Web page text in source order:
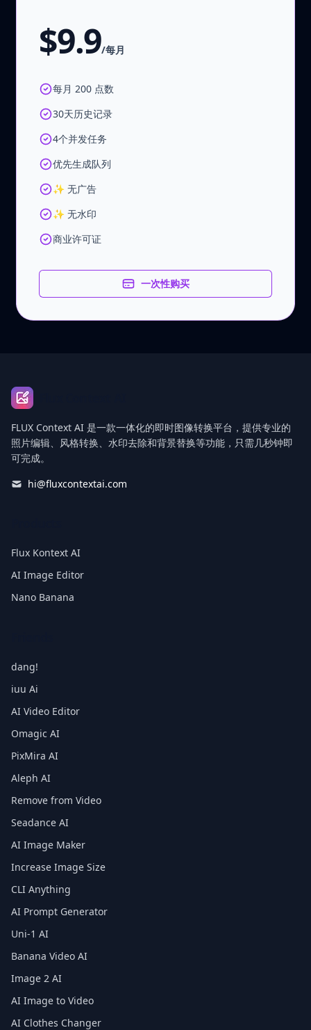
$9.9/每月
每月 200 点数
30天历史记录
4个并发任务
优先生成队列
✨ 无广告
✨ 无水印
商业许可证
一次性购买
FLUX Context AI 是一款一体化的即时图像转换平台，提供专业的
照片编辑、风格转换、水印去除和背景替换等功能，只需几秒钟即
可完成。
hi@fluxcontextai.com
Flux Kontext AI
AI Image Editor
Nano Banana
dang!
iuu Ai
AI Video Editor
Omagic AI
PixMira AI
Aleph AI
Remove from Video
Seadance AI
AI Image Maker
Increase Image Size
CLI Anything
AI Prompt Generator
Uni-1 AI
Banana Video AI
Image 2 AI
AI Image to Video
AI Clothes Changer